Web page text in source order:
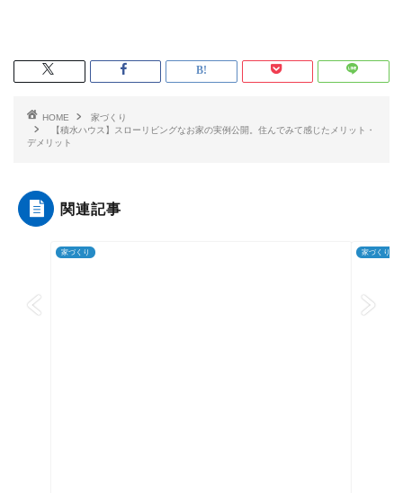
HOME
家づくり
【積水ハウス】スローリビングなお家の実例公開。住んでみて感じたメリット・
デメリット
関連記事
家づくり 家づくり